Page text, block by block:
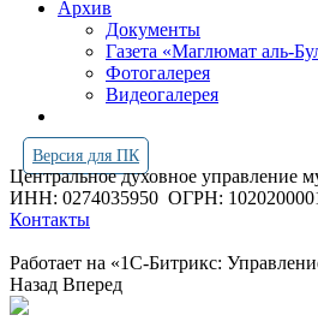
Архив
Документы
Газета «Маглюмат аль-
Фотогалерея
Видеогалерея
Версия для ПК
Центральное духовное управление
ИНН: 0274035950 ОГРН:
Контакты
Работает на «1С-Битрикс:
Назад Вперед